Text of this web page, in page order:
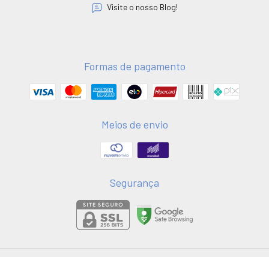
Visite o nosso Blog!
Formas de pagamento
Meios de envio
Segurança